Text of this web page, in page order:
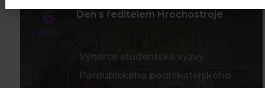
6
BŘE
Den s ředitelem Hrochostroje
Výherce studentské výzvy
Pardubického podnikatelského